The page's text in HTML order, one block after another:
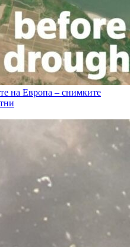
на Европа – снимките